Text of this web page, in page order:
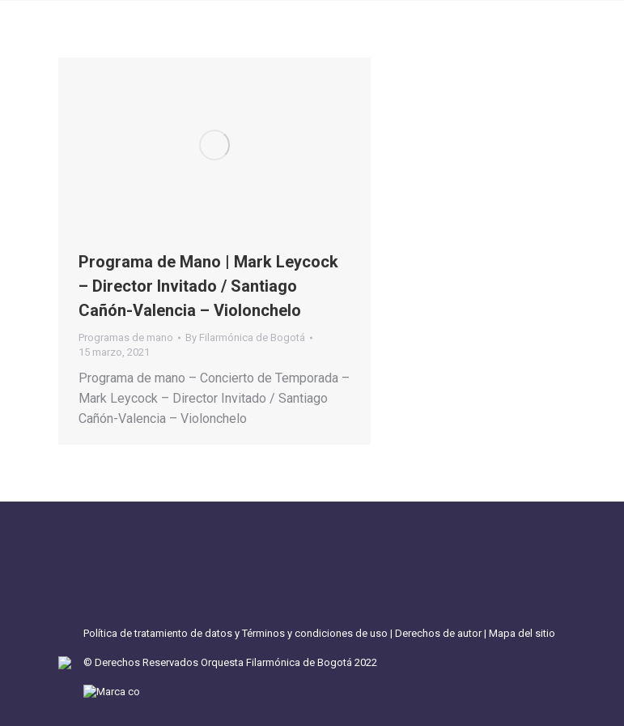
Programa de Mano | Mark Leycock
– Director Invitado / Santiago
Cañón-Valencia – Violonchelo
Programas de mano By Filarmónica de Bogotá
15 marzo, 2021
Programa de mano – Concierto de Temporada –
Mark Leycock – Director Invitado / Santiago
Cañón-Valencia – Violonchelo
Política de tratamiento de datos y Términos y condiciones de uso | Derechos de autor| Mapa del sitio
© Derechos Reservados Orquesta Filarmónica de Bogotá 2022